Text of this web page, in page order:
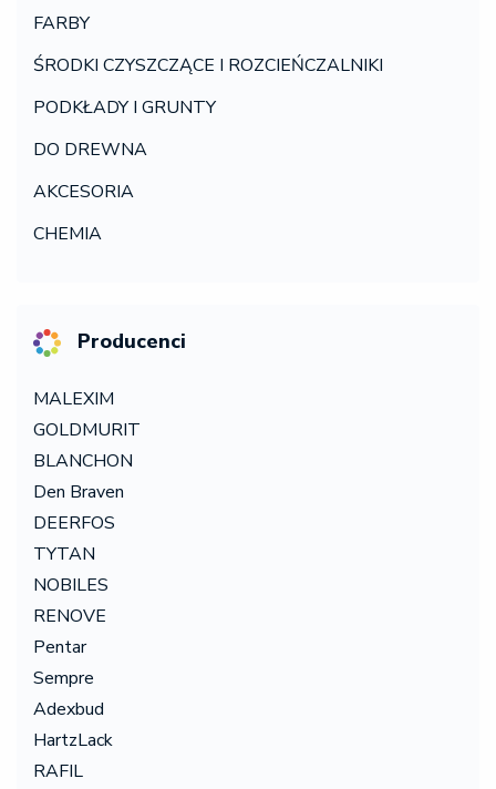
FARBY
ŚRODKI CZYSZCZĄCE I ROZCIEŃCZALNIKI
PODKŁADY I GRUNTY
DO DREWNA
AKCESORIA
CHEMIA
Producenci
MALEXIM
GOLDMURIT
BLANCHON
Den Braven
DEERFOS
TYTAN
NOBILES
RENOVE
Pentar
Sempre
Adexbud
HartzLack
RAFIL